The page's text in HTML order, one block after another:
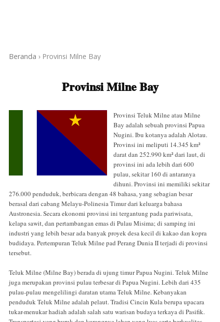
Beranda › Provinsi Milne Bay
Provinsi Milne Bay
Provinsi Teluk Milne atau Milne
Bay adalah sebuah provinsi Papua
Nugini. Ibu kotanya adalah Alotau.
Provinsi ini meliputi 14.345 km²
darat dan 252.990 km² dari laut, di
provinsi ini ada lebih dari 600
pulau, sekitar 160 di antaranya
dihuni. Provinsi ini memiliki sekitar
276.000 penduduk, berbicara dengan 48 bahasa, yang sebagian besar
berasal dari cabang Melayu-Polinesia Timur dari keluarga bahasa
Austronesia. Secara ekonomi provinsi ini tergantung pada pariwisata,
kelapa sawit, dan pertambangan emas di Pulau Misima; di samping ini
industri yang lebih besar ada banyak proyek desa kecil di kakao dan kopra
budidaya. Pertempuran Teluk Milne pad Perang Dunia II terjadi di provinsi
tersebut.
Teluk Milne (Milne Bay) berada di ujung timur Papua Nugini. Teluk Milne
juga merupakan provinsi pulau terbesar di Papua Nugini. Lebih dari 435
pulau-pulau mengelilingi daratan utama Teluk Milne. Kebanyakan
penduduk Teluk Milne adalah pelaut. Tradisi Cincin Kula berupa upacara
tukar-menukar hadiah adalah salah satu warisan budaya terkaya di Pasifik.